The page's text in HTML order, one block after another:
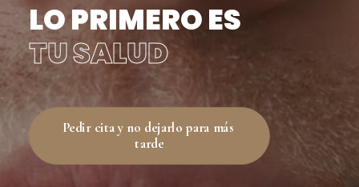
LO PRIMERO ES
TU SALUD
Pedir cita y no dejarlo para más
tarde